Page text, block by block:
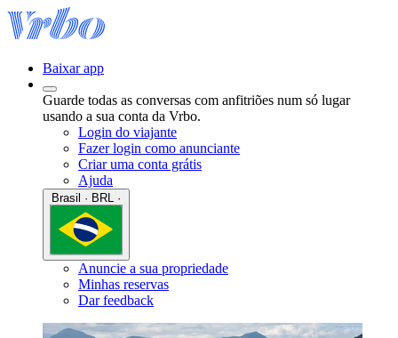
Baixar app
Guarde todas as conversas com anfitriões num só lugar
usando a sua conta da Vrbo.
Login do viajante
Fazer login como anunciante
Criar uma conta grátis
Ajuda
Anuncie a sua propriedade
Minhas reservas
Dar feedback